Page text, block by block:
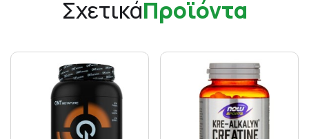
ΣχετικάΠροϊόντα